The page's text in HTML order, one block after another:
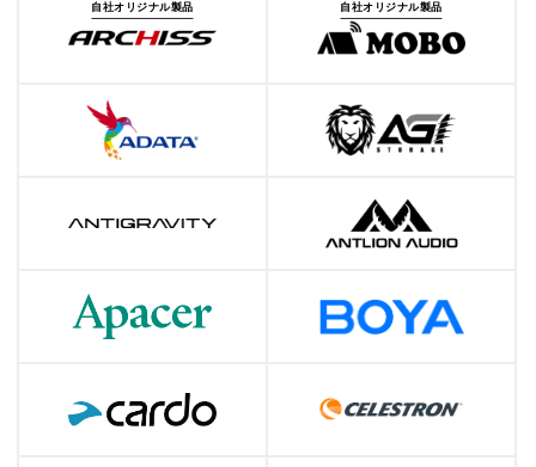
自社オリジナル製品 自社オリジナル製品